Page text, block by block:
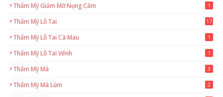
Thẩm Mỹ Giảm Mỡ Nọng Cằm 1
Thẩm Mỹ Lỗ Tai 17
Thẩm Mỹ Lỗ Tai Cà Mau 1
Thẩm Mỹ Lỗ Tai Vểnh 1
Thẩm Mỹ Má 3
Thẩm Mỹ Má Lúm 2